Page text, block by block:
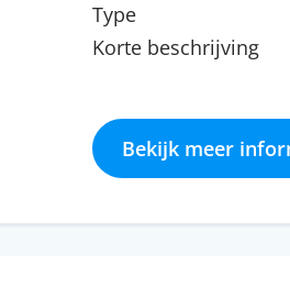
Type
Korte beschrijving
Bekijk meer